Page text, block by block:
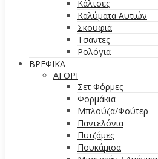
Κάλτσες
Καλύματα Αυτιών
Σκουφιά
Τσάντες
Ρολόγια
ΒΡΕΦΙΚΑ
ΑΓΟΡΙ
Σετ Φόρμες
Φορμάκια
Μπλούζα/Φούτερ
Παντελόνια
Πυτζάμες
Πουκάμισα